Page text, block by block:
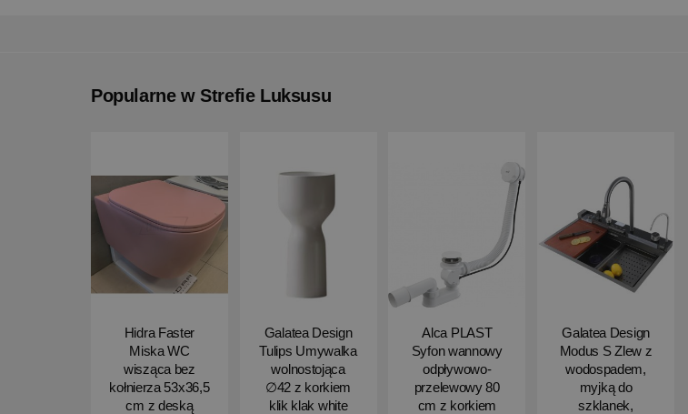
Popularne w Strefie Luksusu
Hidra Faster
Miska WC
wisząca bez
kołnierza 53x36,5
cm z deską
Galatea Design
Tulips Umywalka
wolnostojąca
∅42 z korkiem
klik klak white
Alca PLAST
Syfon wannowy
odpływowo-
przelewowy 80
cm z korkiem
Galatea Design
Modus S Zlew z
wodospadem,
myjką do
szklanek,